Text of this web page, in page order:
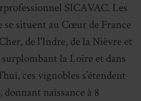
SICAVAC. Les
situent au Cœur de France
de l'Indre, de la Nièvre et
la Loire et dans
ces vignobles s’étendent
donnant naissance à 8